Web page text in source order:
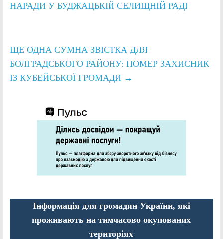
НАРАДИ У БУДЖАЦЬКІЙ СЕЛИЩНІЙ РАДІ
ЩЕ ОДНА СУМНА ЗВІСТКА ДЛЯ
БОЛГРАДСЬКОГО РАЙОНУ: ПОМЕР ЗАХИСНИК
ІЗ КУБЕЙСЬКОЇ ГРОМАДИ →
Інформація для громадян України, які
проживають на тимчасово окупованих
територіях